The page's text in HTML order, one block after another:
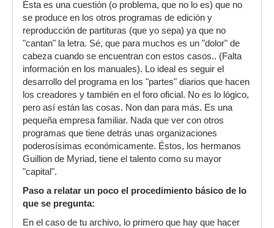
Ésta es una cuestión (o problema, que no lo es) que no
se produce en los otros programas de edición y
reproducción de partituras (que yo sepa) ya que no
"cantan" la letra. Sé, que para muchos es un "dolor" de
cabeza cuando se encuentran con estos casos.. (Falta
información en los manuales). Lo ideal es seguir el
desarrollo del programa en los "partes" diarios que hacen
los creadores y también en el foro oficial. No es lo lógico,
pero así están las cosas. Non dan para más. Es una
pequeña empresa familiar. Nada que ver con otros
programas que tiene detrás unas organizaciones
poderosísimas económicamente. Éstos, los hermanos
Guillion de Myriad, tiene el talento como su mayor
"capital".
Paso a relatar un poco el procedimiento básico de lo
que se pregunta:
En el caso de tu archivo, lo primero que hay que hacer